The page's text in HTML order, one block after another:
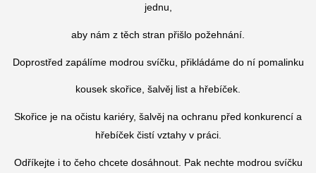
jednu,
aby nám z těch stran přišlo požehnání.
Doprostřed zapálíme modrou svíčku, přikládáme do ní pomalinku
kousek skořice, šalvěj list a hřebíček.
Skořice je na očistu kariéry, šalvěj na ochranu před konkurencí a
hřebíček čistí vztahy v práci.
Odříkejte i to čeho chcete dosáhnout. Pak nechte modrou svíčku